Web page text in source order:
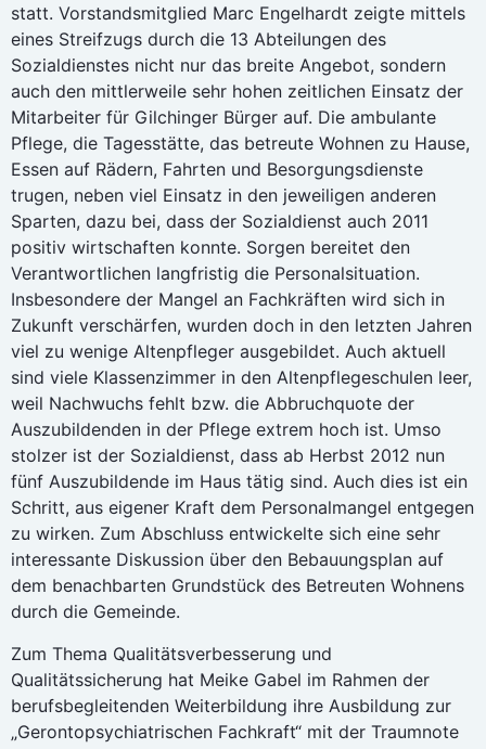
statt. Vorstandsmitglied Marc Engelhardt zeigte mittels
eines Streifzugs durch die 13 Abteilungen des
Sozialdienstes nicht nur das breite Angebot, sondern
auch den mittlerweile sehr hohen zeitlichen Einsatz der
Mitarbeiter für Gilchinger Bürger auf. Die ambulante
Pflege, die Tagesstätte, das betreute Wohnen zu Hause,
Essen auf Rädern, Fahrten und Besorgungsdienste
trugen, neben viel Einsatz in den jeweiligen anderen
Sparten, dazu bei, dass der Sozialdienst auch 2011
positiv wirtschaften konnte. Sorgen bereitet den
Verantwortlichen langfristig die Personalsituation.
Insbesondere der Mangel an Fachkräften wird sich in
Zukunft verschärfen, wurden doch in den letzten Jahren
viel zu wenige Altenpfleger ausgebildet. Auch aktuell
sind viele Klassenzimmer in den Altenpflegeschulen leer,
weil Nachwuchs fehlt bzw. die Abbruchquote der
Auszubildenden in der Pflege extrem hoch ist. Umso
stolzer ist der Sozialdienst, dass ab Herbst 2012 nun
fünf Auszubildende im Haus tätig sind. Auch dies ist ein
Schritt, aus eigener Kraft dem Personalmangel entgegen
zu wirken. Zum Abschluss entwickelte sich eine sehr
interessante Diskussion über den Bebauungsplan auf
dem benachbarten Grundstück des Betreuten Wohnens
durch die Gemeinde.
Zum Thema Qualitätsverbesserung und
Qualitätssicherung hat Meike Gabel im Rahmen der
berufsbegleitenden Weiterbildung ihre Ausbildung zur
„Gerontopsychiatrischen Fachkraft“ mit der Traumnote